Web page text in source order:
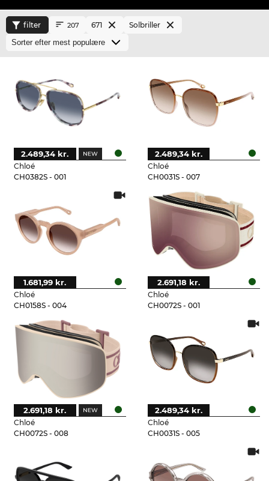
filter 207 671 Solbriller
Chloé
CH0382S - 001
2.489,34 kr.
Chloé
CH0031S - 007
2.489,34 kr.
Chloé
CH0158S - 004
1.681,99 kr.
Chloé
CH0072S - 001
2.691,18 kr.
Chloé
CH0072S - 008
2.691,18 kr.
Chloé
CH0031S - 005
2.489,34 kr.